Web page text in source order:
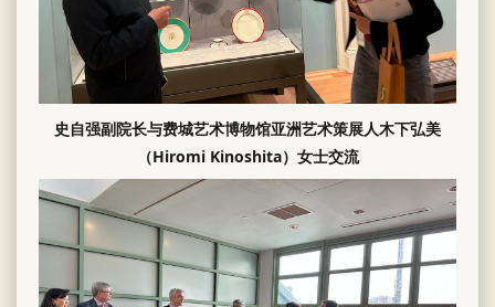
史自强副院长与费城艺术博物馆亚洲艺术策展人木下弘美
（Hiromi Kinoshita）女士交流